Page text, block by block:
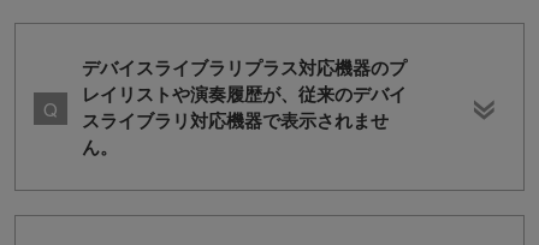
デバイスライブラリプラス対応機器のプ
レイリストや演奏履歴が、従来のデバイ
スライブラリ対応機器で表示されませ
ん。